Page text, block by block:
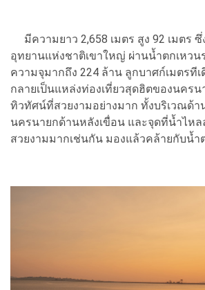
มีความยาว 2,658 เมตร สูง 92 เมตร
อุทยานแห่งชาติเขาใหญ่ ผ่านน้ำตกเหวน
ความจุมากถึง 224 ล้าน ลูกบาศก์เมตรที
กลายเป็นแหล่งท่องเที่ยวสุดฮิตของนครน
ทิวทัศน์ที่สวยงามอย่างมาก ทั้งบริเวณด้า
นครนายกด้านหลังเขื่อน และจุดที่น้ำไหล
สวยงามมากเช่นกัน มองแล้วคล้ายกับน้ำ